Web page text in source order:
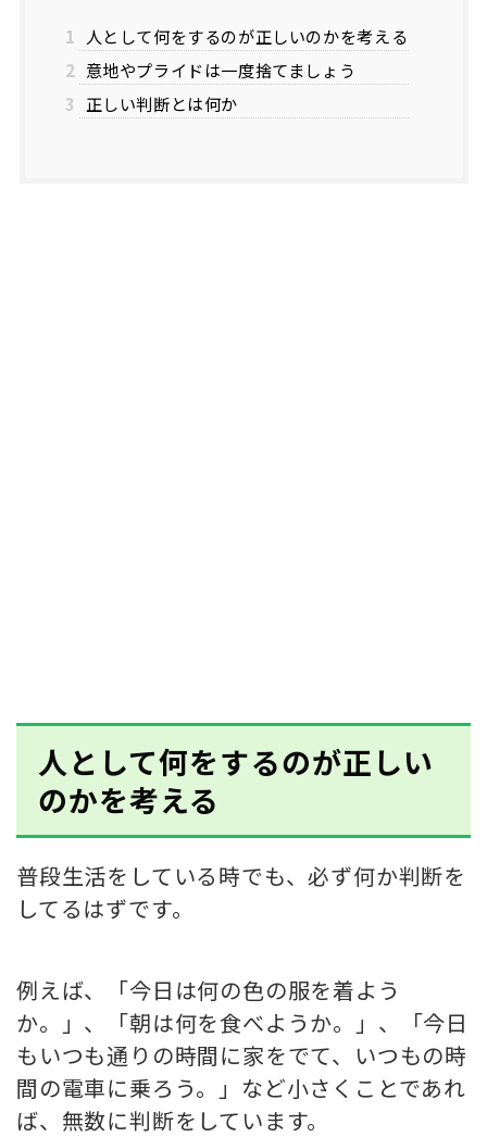
1 人として何をするのが正しいのかを考える
2 意地やプライドは一度捨てましょう
3 正しい判断とは何か
人として何をするのが正しい
のかを考える
普段生活をしている時でも、必ず何か判断を
してるはずです。
例えば、「今日は何の色の服を着よう
か。」、「朝は何を食べようか。」、「今日
もいつも通りの時間に家をでて、いつもの時
間の電車に乗ろう。」など小さくことであれ
ば、無数に判断をしています。